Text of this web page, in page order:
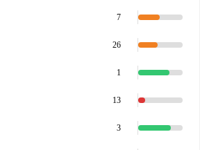
7
26
1
13
3